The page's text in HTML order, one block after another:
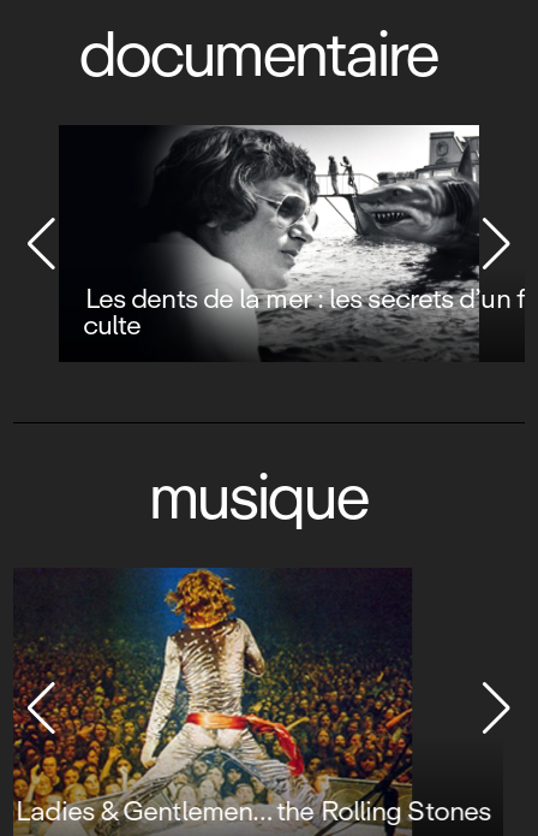
documentaire
Les dents de la mer : les secrets d’un film
culte
musique
John Mayall & the Bluesbreakers and
Friends